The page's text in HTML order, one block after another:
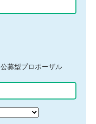
公募型プロポーザル